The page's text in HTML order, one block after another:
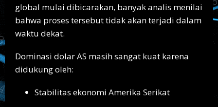
global mulai dibicarakan, banyak analis menilai
bahwa proses tersebut tidak akan terjadi dalam
waktu dekat.
Dominasi dolar AS masih sangat kuat karena
didukung oleh:
Stabilitas ekonomi Amerika Serikat